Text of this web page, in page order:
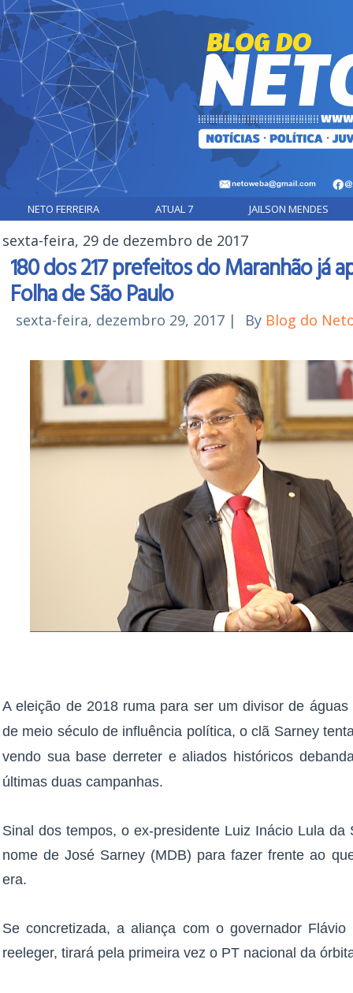
NETO FERREIRA ATUAL 7 JAILSON MENDES
sexta-feira, 29 de dezembro de 2017
180 dos 217 prefeitos do Maranhão já
Folha de São Paulo
sexta-feira, dezembro 29, 2017 | By Blog do
A eleição de 2018 ruma para ser um divisor de
de meio século de influência política, o clã Sarney
vendo sua base derreter e aliados históricos
últimas duas campanhas.
Sinal dos tempos, o ex-presidente Luiz Inácio Lula
nome de José Sarney (MDB) para fazer frente ao
era.
Se concretizada, a aliança com o governador
reeleger, tirará pela primeira vez o PT nacional da